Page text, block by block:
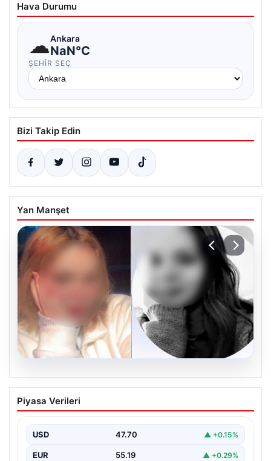
Hava Durumu
☁Ankara
NaN°C
ŞEHIR SEÇ
Bizi Takip Edin
Yan Manşet
06.08.2026
Hatay’da sır olay. Göğsünden vurulmuş
halde bulundu, telefonundan olay anının
{"title": "Hatay’da Gizemli Olay: Göğsünden Yaralanan
Piyasa Verileri
USD 47.70 ▲ +0.15%
EUR 55.19 ▲ +0.29%